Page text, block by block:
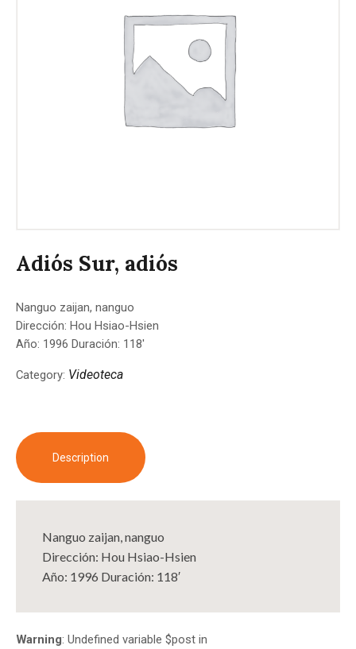
Adiós Sur, adiós
Nanguo zaijan, nanguo
Dirección: Hou Hsiao-Hsien
Año: 1996 Duración: 118′
Category: Videoteca
Description
Nanguo zaijan, nanguo
Dirección: Hou Hsiao-Hsien
Año: 1996 Duración: 118′
Warning: Undefined variable $post in